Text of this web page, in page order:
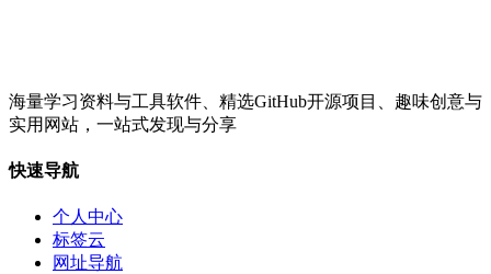
海量学习资料与工具软件、精选GitHub开源项目、趣味创意与
实用网站，一站式发现与分享
快速导航
个人中心
标签云
网址导航